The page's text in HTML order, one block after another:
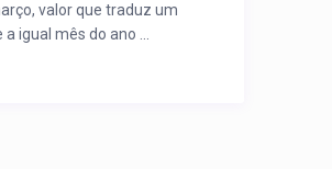
valor que traduz um
igual mês do ano ...